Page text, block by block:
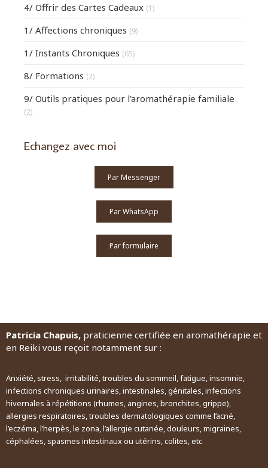
4/ Offrir des Cartes Cadeaux (1)
1/ Affections chroniques (9)
1/ Instants Chroniques (65)
8/ Formations (2)
9/ Outils pratiques pour l'aromathérapie familiale
(2)
Echangez avec moi
Par Messenger
Par WhatsApp
Par formulaire
Patricia Chapuis, praticienne certifiée en aromathérapie et
en Reiki vous reçoit notamment sur :
Anxiété, stress, irritabilité, troubles du sommeil, fatigue, insomnie,
infections chroniques urinaires, intestinales, génitales, infections
hivernales à répétitions (rhumes, angines, bronchites, grippe),
allergies respiratoires, troubles dermatologiques comme l’acné,
l’eczéma, l’herpès, le zona, l’allergie cutanée, douleurs, migraines,
céphalées, spasmes intestinaux ou utérins, colites, etc